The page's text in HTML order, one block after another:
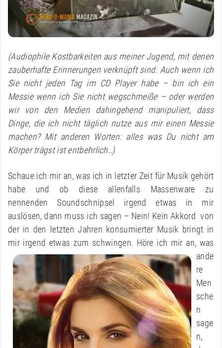
(Audiophile Kostbarkeiten aus meiner Jugend, mit denen
zauberhafte Erinnerungen verknüpft sind. Auch wenn ich
Sie nicht jeden Tag im CD Player habe – bin ich ein
Messie wenn ich Sie nicht wegschmeiße – oder werden
wir von den Medien dahingehend manipuliert, dass
Dinge, die ich nicht täglich nutze aus mir einen Messie
machen? Mit anderen Worten: alles was Du nicht am
Körper trägst ist entbehrlich..)
Schaue ich mir an, was ich in letzter Zeit für Musik gehört
habe und ob diese allenfalls Massenware zu
nennenden Soundschnipsel irgend etwas in mir
auslösen, dann muss ich sagen – Nein! Kein Akkord von
der in den letzten Jahren konsumierter Musik bringt in
mir irgend etwas zum schwingen. Höre ich mir an, was
ande
re
Men
sche
n
sage
n,